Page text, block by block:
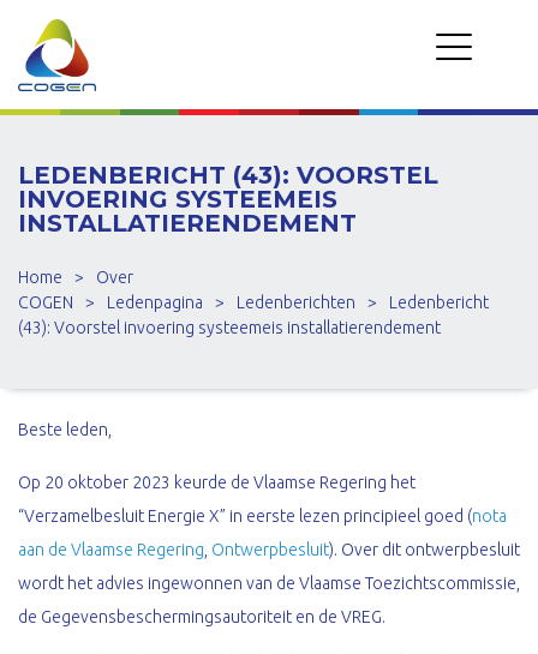
LEDENBERICHT (43): VOORSTEL
INVOERING SYSTEEMEIS
INSTALLATIERENDEMENT
Home >
Over
COGEN
> Ledenpagina > Ledenberichten >
Ledenbericht
(43): Voorstel invoering systeemeis installatierendement
Beste leden,
Op 20 oktober 2023 keurde de Vlaamse Regering het
“Verzamelbesluit Energie X” in eerste lezen principieel goed (nota
aan de Vlaamse Regering Ontwerpbesluit). Over dit ontwerpbesluit
wordt het advies ingewonnen van de Vlaamse Toezichtscommissie,
de Gegevensbeschermingsautoriteit en de VREG.